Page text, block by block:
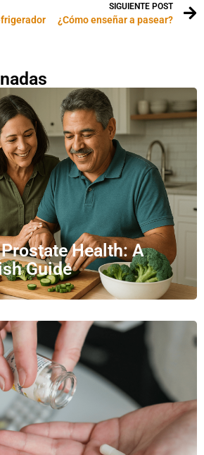
SIGUIENTE POST
¿Cómo enseñar a pasear?
Health: A
Guide